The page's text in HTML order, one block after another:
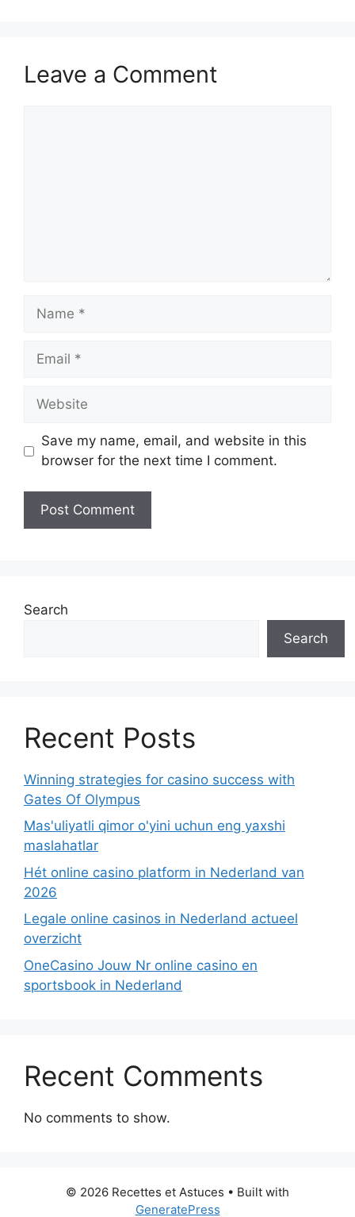
Leave a Comment
Name
Email
Website
Save my name, email, and website in this
browser for the next time I comment.
Search
Search
Recent Posts
Winning strategies for casino success with
Gates Of Olympus
Mas'uliyatli qimor o'yini uchun eng yaxshi
maslahatlar
Hét online casino platform in Nederland van
2026
Legale online casinos in Nederland actueel
overzicht
OneCasino Jouw Nr online casino en
sportsbook in Nederland
Recent Comments
No comments to show.
© 2026 Recettes et Astuces • Built with
GeneratePress